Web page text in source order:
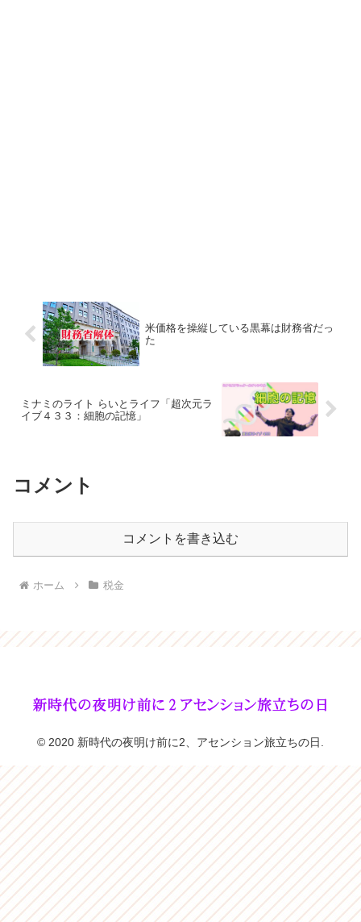
米価格を操縦している黒幕は財務省だっ
た
ミナミのライト らいとライフ「超次元ラ
イブ４３３：細胞の記憶」
コメント
コメントを書き込む
ホーム 税金
© 2020 新時代の夜明け前に2、アセンション旅立ちの日.